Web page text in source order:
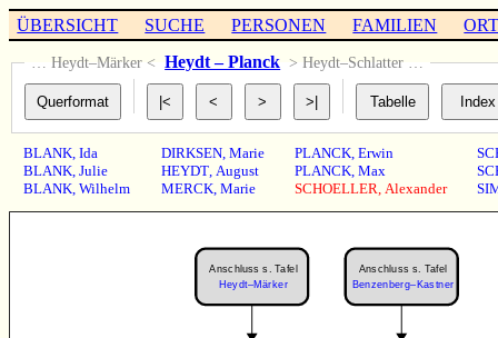
ÜBERSICHT SUCHE PERSONEN FAMILIEN
… Heydt–Märker < Heydt – Planck > Heydt–Schlatter …
BLANK,Ida
BLANK,Julie
BLANK,Wilhelm
DIRKSEN, Marie
HEYDT, August
MERCK, Marie
PLANCK, Erwin
PLANCK, Max
SCHOELLER, Alexander
Anschluss s. Tafel
Heydt–Märker
Anschluss s. Tafel
Benzenberg–Kastner